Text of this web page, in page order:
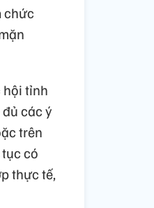
chức
hội tỉnh
các ý
trên
có
thực tế,